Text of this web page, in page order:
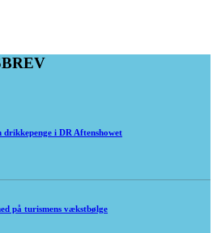
drikkepenge i DR Aftenshowet
på turismens vækstbølge